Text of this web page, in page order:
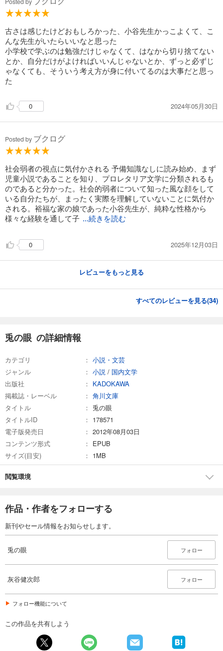
古さは感じたけどおもしろかった、小谷先生かっこよくて、こ
んな先生がいたらいいなと思った
小学校で学ぶのは勉強だけじゃなくて、はなから切り捨てない
とか、自分だけがよければいいんじゃないとか、ずっと必ずじ
ゃなくても、そういう考え方が身に付いてるのは大事だと思っ
た
0 2024年05月30日
Posted by ブクログ
社会弱者の視点に気付かされる 予備知識なしに読み始め、まず
児童小説であることを知り、プロレタリア文学に分類されるも
のであると分かった。社会的弱者について知った風な顔をして
いる自分たちが、まったく実際を理解していないことに気付か
される。裕福な家の娘であった小谷先生が、純粋な性格から
様々な経験を通して子 ...続きを読む
0 2025年12月03日
レビューをもっと見る
すべてのレビューを見る(34)
兎の眼 の詳細情報
カテゴリ
小説・文芸
ジャンル
小説 / 国内文学
出版社
KADOKAWA
掲載誌・レーベル
角川文庫
タイトル
兎の眼
タイトルID
178571
電子版発売日
2012年08月03日
コンテンツ形式
EPUB
サイズ(目安)
1MB
閲覧環境
作品・作者をフォローする
新刊やセール情報をお知らせします。
兎の眼 フォロー
灰谷健次郎 フォロー
フォロー機能について
この作品を共有しよう